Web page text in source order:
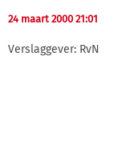
24 maart 2000 21:01
Verslaggever: RvN